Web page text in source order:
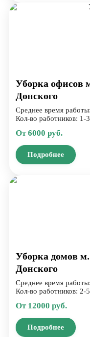
Уборка офисов
Донского
Среднее время
Кол-во работников: 1-
От 6000 руб.
Подробнее
Уборка домов
Донского
Среднее время
Кол-во работников: 2-
От 12000 руб.
Подробнее